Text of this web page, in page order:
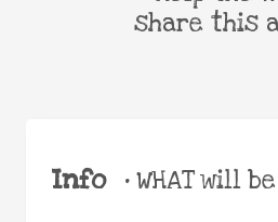
Info •WHAT will
share this